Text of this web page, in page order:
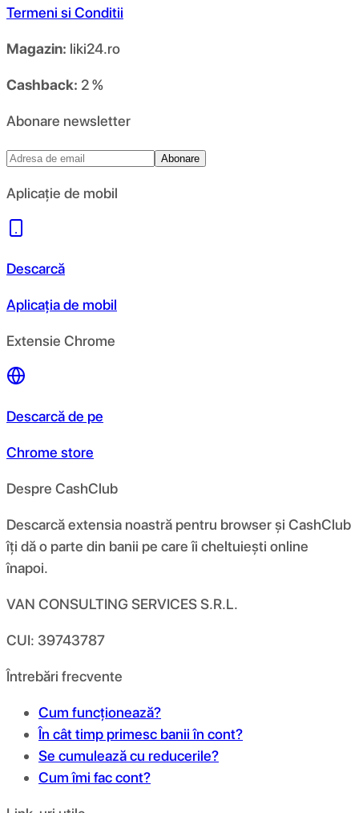
Termeni si Conditii
Magazin: liki24.ro
Cashback: 2 %
Abonare newsletter
Abonare
Aplicație de mobil
Descarcă
Aplicația de mobil
Extensie Chrome
Descarcă de pe
Chrome store
Despre CashClub
Descarcă extensia noastră pentru browser și CashClub
îți dă o parte din banii pe care îi cheltuiești online
înapoi.
VAN CONSULTING SERVICES S.R.L.
CUI: 39743787
Întrebări frecvente
Cum funcționează?
În cât timp primesc banii în cont?
Se cumulează cu reducerile?
Cum îmi fac cont?